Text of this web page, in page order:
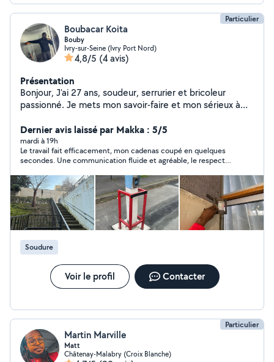
Particulier
Boubacar Koita
Bouby
Ivry-sur-Seine (Ivry Port Nord)
4,8/5 (4 avis)
Présentation
Bonjour, J'ai 27 ans, soudeur, serrurier et bricoleur
passionné. Je mets mon savoir-faire et mon sérieux à
avec efficacité et soin. Disponible et réactif, n'hésitez
pas à me contacter par SMS pour toute demande
Dernier avis laissé par Makka : 5/5
mardi à 19h
Le travail fait efficacement, mon cadenas coupé en quelques
secondes. Une communication fluide et agréable, le respect
sympathique et un vrai pro. Je recommande fortement.
Soudure
Voir le profil Contacter
Particulier
Martin Marville
Matt
Châtenay-Malabry (Croix Blanche)